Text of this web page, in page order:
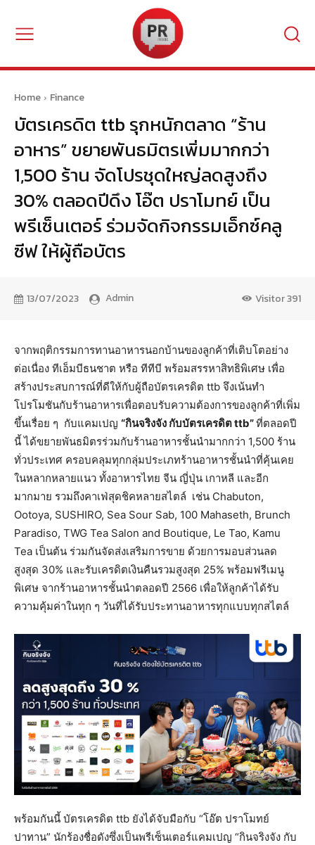
Home Finance
บัตรเครดิต ttb รุกหนักตลาด “ร้าน
อาหาร” ขยายพันธมิตรเพิ่มมากกว่า
1,500 ร้าน จัดโปรชุดใหญ่ลดสูงถึง
30% ตลอดปีดึง โอ๊ต ปราโมทย์ เป็น
พรีเซ็นเตอร์ ร่วมจัดกิจกรรมเอ็กซ์คลู
ซีฟ ให้ผู้ถือบัตร
13/07/2023 Admin Visitor391
จากพฤติกรรมการทานอาหารนอกบ้านของลูกค้าที่เติบโตอย่าง
ต่อเนื่อง ทีเอ็มบีธนชาต หรือ ทีทีบี พร้อมสรรหาสิทธิพิเศษ เพื่อ
สร้างประสบการณ์ที่ดีให้กับผู้ถือบัตรเครดิต ttb จึงเน้นทำ
โปรโมชันกับร้านอาหารเพื่อตอบรับความต้องการของลูกค้าที่เพิ่ม
ขึ้นเรื่อย ๆ กับแคมเปญ “กินจริงจัง กับบัตรเครดิตttb”ที่ตลอดปี
นี้ ได้ขยายพันธมิตรร่วมกับร้านอาหารชั้นนำมากกว่า 1,500 ร้าน
ทั่วประเทศ ครอบคลุมทุกกลุ่มประเภทร้านอาหารชั้นนำที่คุ้นเคย
ในหลากหลายแนว ทั้งอาหารไทย จีน ญี่ปุ่น เกาหลี และอีก
มากมาย รวมถึงคาเฟ่สุดชิคหลายสไตล์ เช่น Chabuton,
Ootoya, SUSHIRO, Sea Sour Sab, 100 Mahaseth, Brunch
Paradiso, TWG Tea Salon and Boutique, Le Tao, Kamu
Tea เป็นต้น ร่วมกันจัดส่งเสริมการขาย ด้วยการมอบส่วนลด
สูงสุด 30% และรับเครดิตเงินคืนรวมสูงสุด 25% พร้อมฟรีเมนู
พิเศษ จากร้านอาหารชั้นนำตลอดปี 2566 เพื่อให้ลูกค้าได้รับ
ความคุ้มค่าในทุก ๆ วันที่ได้รับประทานอาหารทุกแบบทุกสไตล์
พร้อมกันนี้ บัตรเครดิต ttb ยังได้จับมือกับ “โอ๊ต ปราโมทย์
ปาทาน” นักร้องชื่อดังซึ่งเป็นพรีเซ็นเตอร์แคมเปญ “กินจริงจัง กับ